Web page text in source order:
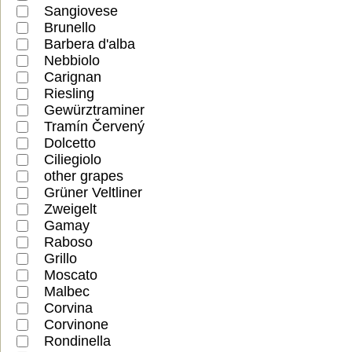
Sangiovese
Brunello
Barbera d'alba
Nebbiolo
Carignan
Riesling
Gewürztraminer
Tramín Červený
Dolcetto
Ciliegiolo
other grapes
Grüner Veltliner
Zweigelt
Gamay
Raboso
Grillo
Moscato
Malbec
Corvina
Corvinone
Rondinella